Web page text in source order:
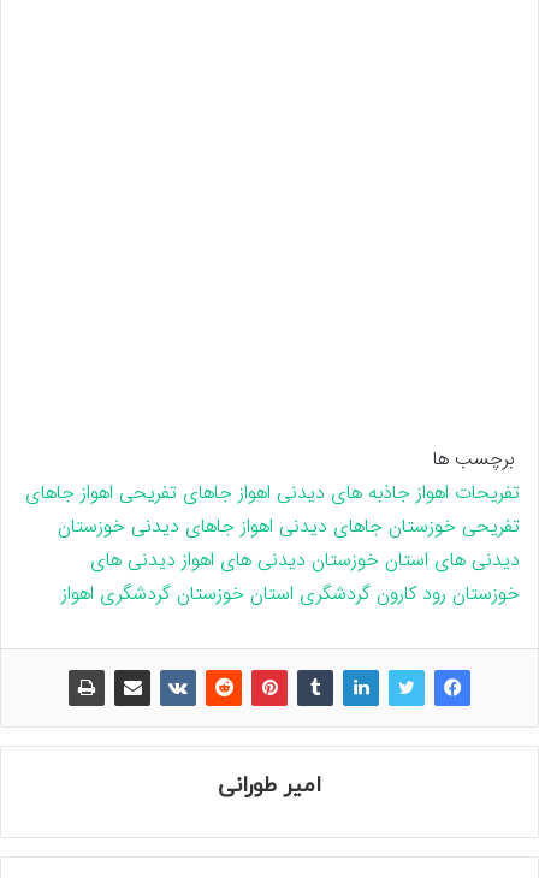
برچسب ها
تفریحات اهواز جاذبه های دیدنی اهواز جاهای تفریحی اهواز جاهای
تفریحی خوزستان جاهای دیدنی اهواز جاهای دیدنی خوزستان
دیدنی های استان خوزستان دیدنی های اهواز دیدنی های
خوزستان رود کارون گردشگری استان خوزستان گردشگری اهواز
امیر طورانی